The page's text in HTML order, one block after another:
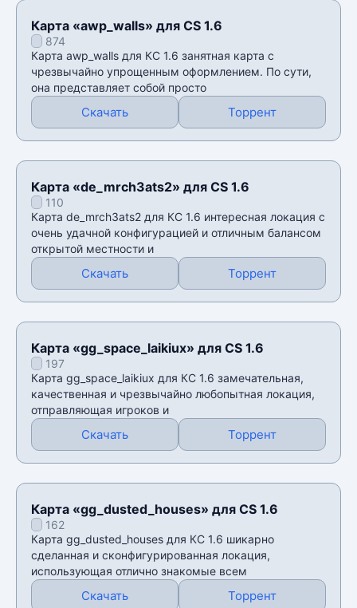
Карта «awp_walls» для CS 1.6
874
Карта awp_walls для КС 1.6 занятная карта с
чрезвычайно упрощенным оформлением. По сути,
она представляет собой просто
Скачать Торрент
Карта «de_mrch3ats2» для CS 1.6
110
Карта de_mrch3ats2 для КС 1.6 интересная локация с
очень удачной конфигурацией и отличным балансом
открытой местности и
Скачать Торрент
Карта «gg_space_laikiux» для CS 1.6
197
Карта gg_space_laikiux для КС 1.6 замечательная,
качественная и чрезвычайно любопытная локация,
отправляющая игроков и
Скачать Торрент
Карта «gg_dusted_houses» для CS 1.6
162
Карта gg_dusted_houses для КС 1.6 шикарно
сделанная и сконфигурированная локация,
использующая отлично знакомые всем
Скачать Торрент